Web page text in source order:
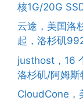
核1G/20G
云途，美国洛
起，洛杉矶
justhost，16
洛杉矶/阿姆
CloudCone，